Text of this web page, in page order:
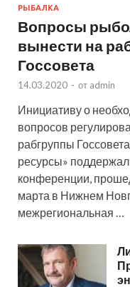
РЫБАЛКА
Вопросы
вынести на
Госсовета
14.03.2020 - от admin
Инициативу о
вопросов
рабгруппы
ресурсы»
конференции,
марта в Нижнем
межрегиональная …